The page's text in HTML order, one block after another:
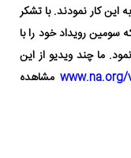
این کار نمودند. با تشکر
سومین رویداد خود را با
ما چند ویدیو از این
مشاهده